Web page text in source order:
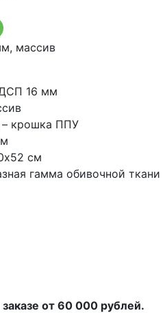
массив
16 мм
– крошка ППУ
см
гамма обивочной ткани
от 60 000 рублей.